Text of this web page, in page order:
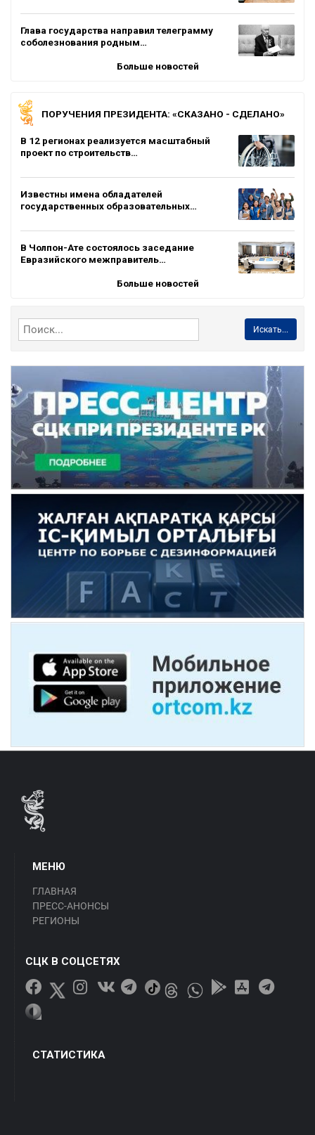
Глава государства направил телеграмму
соболезнования родным…
Больше новостей
ПОРУЧЕНИЯ ПРЕЗИДЕНТА: «СКАЗАНО - СДЕЛАНО»
В 12 регионах реализуется масштабный
проект по строительств…
Известны имена обладателей
государственных образовательных…
В Чолпон-Ате состоялось заседание
Евразийского межправитель…
Больше новостей
Искать...
МЕНЮ
ГЛАВНАЯ
ПРЕСС-АНОНСЫ
РЕГИОНЫ
СЦК В СОЦСЕТЯХ
СТАТИСТИКА